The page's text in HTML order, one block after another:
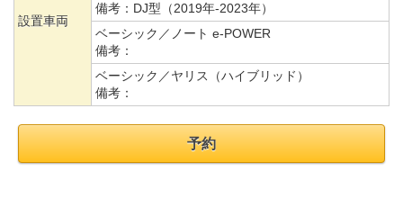
設置車両
備考： DJ型（2019年-2023年）
ベーシック／ノート e-POWER
備考：
ベーシック／ヤリス（ハイブリッド）
備考：
予約